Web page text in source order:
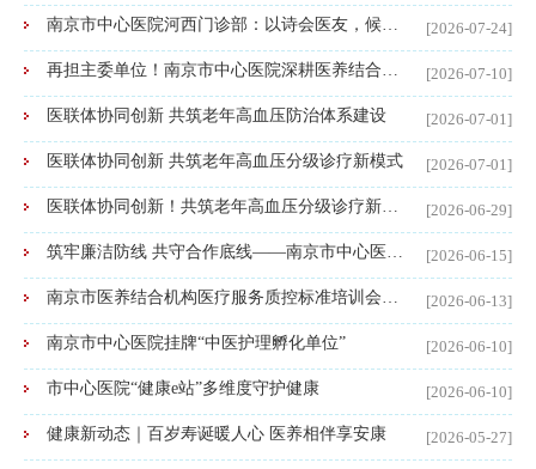
[2026-07-24]
[2026-07-10]
医联体协同创新 共筑老年高血压防治体系建设 [2026-07-01]
医联体协同创新 共筑老年高血压分级诊疗新模式 [2026-07-01]
[2026-06-29]
[2026-06-15]
[2026-06-13]
南京市中心医院挂牌“中医护理孵化单位” [2026-06-10]
市中心医院“健康e站”多维度守护健康 [2026-06-10]
健康新动态｜百岁寿诞暖人心 医养相伴享安康 [2026-05-27]